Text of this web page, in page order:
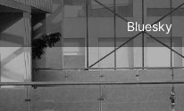
Menu
top
right
IPP
Bluesky